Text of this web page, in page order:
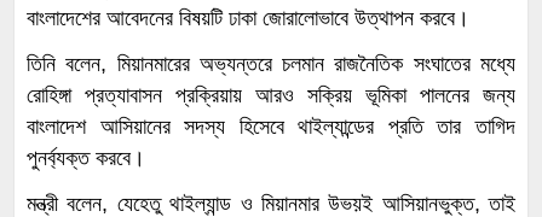
বাংলাদেশের আবেদনের বিষয়টি ঢাকা জোরালোভাবে উত্থাপন করবে।
তিনি বলেন, মিয়ানমারের অভ্যন্তরে চলমান রাজনৈতিক সংঘাতের মধ্যে
রোহিঙ্গা প্রত্যাবাসন প্রক্রিয়ায় আরও সক্রিয় ভূমিকা পালনের জন্য
বাংলাদেশ আসিয়ানের সদস্য হিসেবে থাইল্যান্ডের প্রতি তার তাগিদ
পুনর্ব্যক্ত করবে।
মন্ত্রী বলেন, যেহেতু থাইল্যান্ড ও মিয়ানমার উভয়ই আসিয়ানভুক্ত, তাই